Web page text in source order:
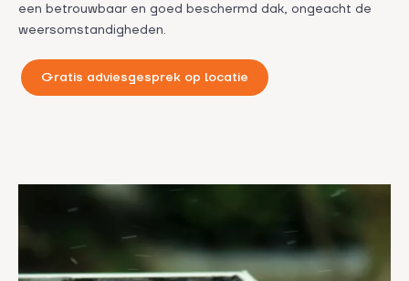
een betrouwbaar en goed beschermd dak, ongeacht de
weersomstandigheden.
Gratis adviesgesprek op locatie